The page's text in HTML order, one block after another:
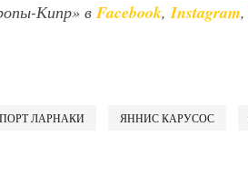
Кипр» вFacebook,Instagram,
ЛАРНАКИ ЯННИС КАРУСОС